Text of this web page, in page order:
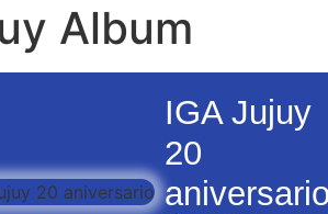
Album
IGA Jujuy
20